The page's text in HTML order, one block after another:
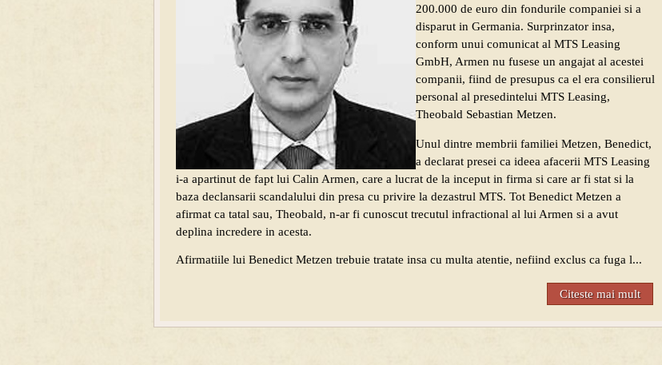
200.000 de euro din fondurile companiei si a
disparut in Germania. Surprinzator insa,
conform unui comunicat al MTS Leasing
GmbH, Armen nu fusese un angajat al acestei
companii, fiind de presupus ca el era consilierul
personal al presedintelui MTS Leasing,
Theobald Sebastian Metzen.
Unul dintre membrii familiei Metzen, Benedict,
a declarat presei ca ideea afacerii MTS Leasing
i-a apartinut de fapt lui Calin Armen, care a lucrat de la inceput in firma si care ar fi stat si la
baza declansarii scandalului din presa cu privire la dezastrul MTS. Tot Benedict Metzen a
afirmat ca tatal sau, Theobald, n-ar fi cunoscut trecutul infractional al lui Armen si a avut
deplina incredere in acesta.
Afirmatiile lui Benedict Metzen trebuie tratate insa cu multa atentie, nefiind exclus ca fuga l...
Citeste mai mult